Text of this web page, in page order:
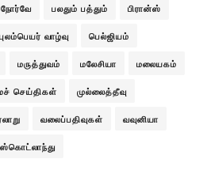
நோர்வே பலதும் பத்தும் பிரான்ஸ்
புலம்பெயர் வாழ்வு பெல்ஜியம்
மருத்துவம் மலேசியா மலையகம்
செய்திகள் முல்லைத்தீவு
வலைப்பதிவுகள் வவுனியா
ஸ்கொட்லாந்து